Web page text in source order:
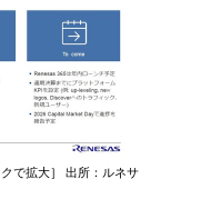
で拡大］ 出所：ルネサ